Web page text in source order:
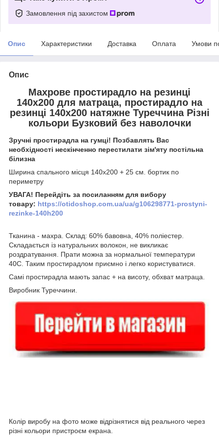
Замовлення під захистом
Опис Характеристики Доставка Оплата Умови
Опис
Махрове простирадло на резинці
140х200 для матраца, простирадло на
резинці 140х200 натяжне Туреччина Різні
кольори Бузковий без наволочки
Зручні простирадла на гумці! Позбавлять Вас
необхідності нескінченно перестилати зім'яту постільна
білизна
Ширина спального місця 140х200 + 25 см. бортик по
периметру
УВАГА! Перейдіть за посиланням для вибору
товару: https://otidoshop.com.ua/ua/g106298771-prostyni-
rezinke-140h200
Тканина - махра. Склад: 60% бавовна, 40% поліестер.
Складається із натуральних волокон, не викликає
роздратування. Прати можна за нормальної температури
40С. Таким простирадлом приємно і легко користуватися.
Самі простирадла мають запас + на висоту, обхват матраца.
Виробник Туреччини.
Колір виробу на фото може відрізнятися від реального через
різні кольори пристроєм екрана.